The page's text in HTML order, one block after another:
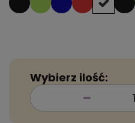
Wybierz ilość: